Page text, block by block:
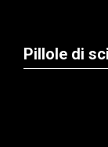
Pillole di